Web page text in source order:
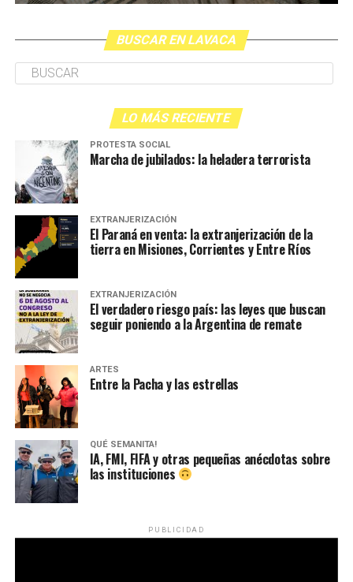
BUSCAR EN LAVACA
LO MÁS RECIENTE
PROTESTA SOCIAL
Marcha de jubilados: la heladera terrorista
EXTRANJERIZACIÓN
El Paraná en venta: la extranjerización de la
tierra en Misiones, Corrientes y Entre Ríos
EXTRANJERIZACIÓN
El verdadero riesgo país: las leyes que buscan
seguir poniendo a la Argentina de remate
ARTES
Entre la Pacha y las estrellas
QUÉ SEMANITA!
IA, FMI, FIFA y otras pequeñas anécdotas sobre
las instituciones
PUBLICIDAD